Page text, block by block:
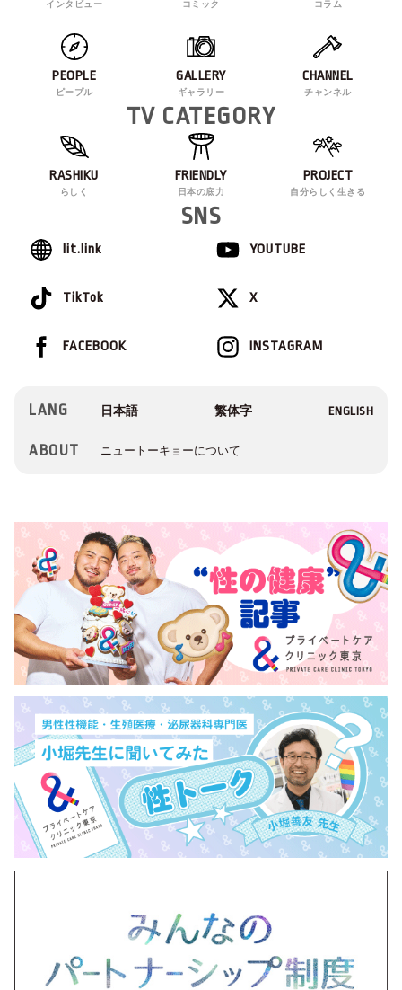
インタビュー コミック コラム
PEOPLE
ピープル
GALLERY
ギャラリー
CHANNEL
チャンネル
TV CATEGORY
RASHIKU
らしく
FRIENDLY
日本の底力
PROJECT
自分らしく生きる
SNS
lit.link YOUTUBE
TikTok X
INSTAGRAM
FACEBOOK
LANG
ABOUT ニュートーキョーについて